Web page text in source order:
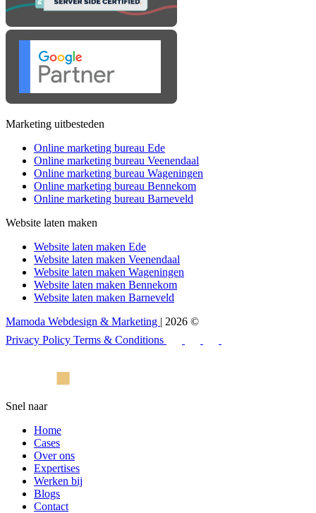
Marketing uitbesteden
Online marketing bureau Ede
Online marketing bureau Veenendaal
Online marketing bureau Wageningen
Online marketing bureau Bennekom
Online marketing bureau Barneveld
Website laten maken
Website laten maken Ede
Website laten maken Veenendaal
Website laten maken Wageningen
Website laten maken Bennekom
Website laten maken Barneveld
Mamoda Webdesign & Marketing | 2026 ©
Privacy Policy Terms & Conditions
Snel naar
Home
Cases
Over ons
Expertises
Werken bij
Blogs
Contact